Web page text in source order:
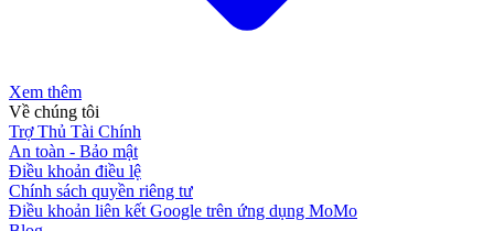
Xem thêm
Về chúng tôi
Trợ Thủ Tài Chính
An toàn - Bảo mật
Điều khoản điều lệ
Chính sách quyền riêng tư
Điều khoản liên kết Google trên ứng dụng MoMo